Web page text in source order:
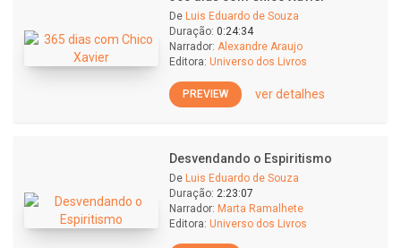
De Luis Eduardo de Souza
Duração: 0:24:34
Narrador: Alexandre Araujo
Editora: Universo dos Livros
PREVIEW ver detalhes
Desvendando o Espiritismo
De Luis Eduardo de Souza
Duração: 2:23:07
Narrador: Marta Ramalhete
Editora: Universo dos Livros